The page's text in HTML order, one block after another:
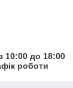
10:00 до 18:00
роботи